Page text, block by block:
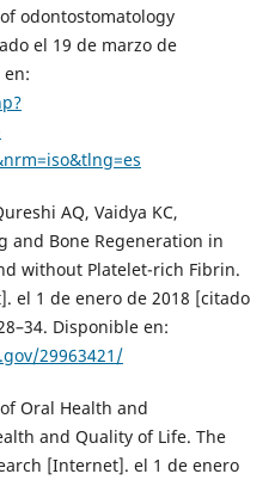
odontostomatology
el 19 de marzo de
en:
AQ, Vaidya KC,
and Bone Regeneration in
without Platelet-rich Fibrin.
el 1 de enero de 2018 [citado
Disponible en:
29963421/
Oral Health and
and Quality of Life. The
[Internet]. el 1 de enero